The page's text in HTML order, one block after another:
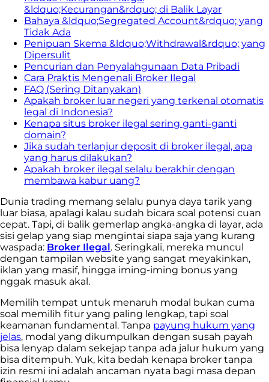
&ldquo;Kecurangan&rdquo; di Balik Layar
Bahaya &ldquo;Segregated Account&rdquo; yang
Tidak Ada
Penipuan Skema &ldquo;Withdrawal&rdquo; yang
Dipersulit
Pencurian dan Penyalahgunaan Data Pribadi
Cara Praktis Mengenali Broker Ilegal
FAQ (Sering Ditanyakan)
Apakah broker luar negeri yang terkenal otomatis
legal di Indonesia?
Kenapa situs broker ilegal sering ganti-ganti
domain?
Jika sudah terlanjur deposit di broker ilegal, apa
yang harus dilakukan?
Apakah broker ilegal selalu berakhir dengan
membawa kabur uang?
Dunia trading memang selalu punya daya tarik yang
luar biasa, apalagi kalau sudah bicara soal potensi cuan
cepat. Tapi, di balik gemerlap angka-angka di layar, ada
sisi gelap yang siap mengintai siapa saja yang kurang
waspada: Broker Ilegal. Seringkali, mereka muncul
dengan tampilan website yang sangat meyakinkan,
iklan yang masif, hingga iming-iming bonus yang
nggak masuk akal.
Memilih tempat untuk menaruh modal bukan cuma
soal memilih fitur yang paling lengkap, tapi soal
keamanan fundamental. Tanpa payung hukum yang
jelas, modal yang dikumpulkan dengan susah payah
bisa lenyap dalam sekejap tanpa ada jalur hukum yang
bisa ditempuh. Yuk, kita bedah kenapa broker tanpa
izin resmi ini adalah ancaman nyata bagi masa depan